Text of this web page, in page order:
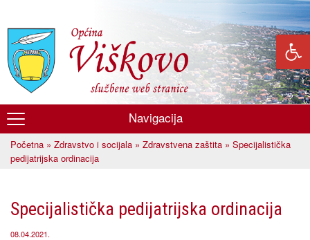
glavni
sadržaj
Općina
Viškovo
Navigacija
Vi ste ovdje
Početna » Zdravstvo i socijala » Zdravstvena zaštita » Specijalistička
pedijatrijska ordinacija
Specijalistička pedijatrijska ordinacija
08.04.2021.